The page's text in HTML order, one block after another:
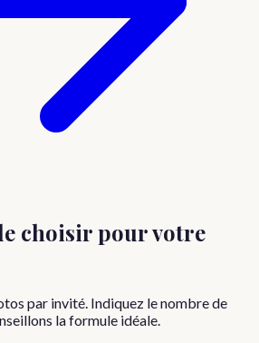
choisirpour votre
par invité. Indiquez le nombre de
la formule idéale.